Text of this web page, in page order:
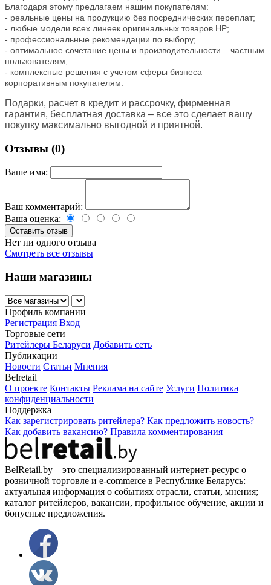
Благодаря этому предлагаем нашим покупателям:
- реальные цены на продукцию без посреднических переплат;
- любые модели всех линеек оригинальных товаров HP;
- профессиональные рекомендации по выбору;
- оптимальное сочетание цены и производительности – частным
пользователям;
- комплексные решения с учетом сферы бизнеса –
корпоративным покупателям.
Подарки, расчет в кредит и рассрочку, фирменная
гарантия, бесплатная доставка – все это сделает вашу
покупку максимально выгодной и приятной.
Отзывы (0)
Ваше имя:
Ваш комментарий:
Ваша оценка:
Нет ни одного отзыва
Смотреть все отзывы
Наши магазины
Профиль компании
Регистрация Вход
Торговые сети
Ритейлеры Беларуси Добавить сеть
Публикации
Новости Статьи Мнения
Belretail
О проекте Контакты Реклама на сайте Услуги Политика
конфиденциальности
Поддержка
Как зарегистрировать ритейлера? Как предложить новость?
Как добавить вакансию? Правила комментирования
BelRetail.by – это специализированный интернет-ресурс о
розничной торговле и e-commerce в Республике Беларусь:
актуальная информация о событиях отрасли, статьи, мнения;
каталог ритейлеров, вакансии, профильное обучение, акции и
бонусные предложения.